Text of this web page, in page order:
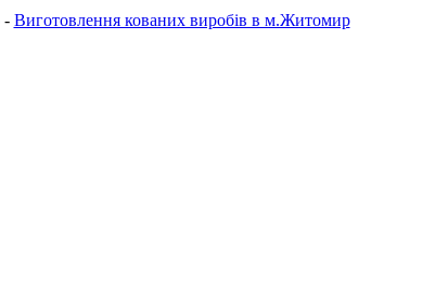
- Виготовлення кованих виробів в м.Житомир